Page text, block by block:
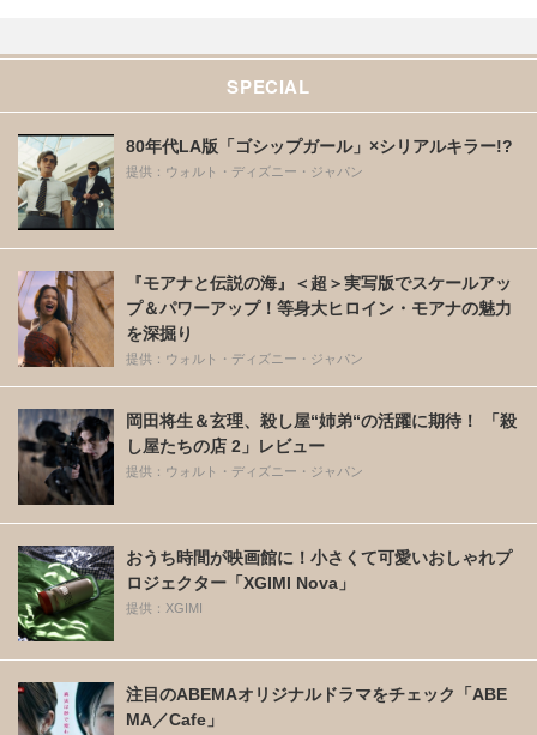
SPECIAL
80年代LA版「ゴシップガール」×シリアルキラー!?
提供：ウォルト・ディズニー・ジャパン
『モアナと伝説の海』＜超＞実写版でスケールアッ
プ＆パワーアップ！等身大ヒロイン・モアナの魅力
を深掘り
提供：ウォルト・ディズニー・ジャパン
岡田将生＆玄理、殺し屋“姉弟“の活躍に期待！ 「殺
し屋たちの店 2」レビュー
提供：ウォルト・ディズニー・ジャパン
おうち時間が映画館に！小さくて可愛いおしゃれプ
ロジェクター「XGIMI Nova」
提供：XGIMI
注目のABEMAオリジナルドラマをチェック「ABE
MA／Cafe」